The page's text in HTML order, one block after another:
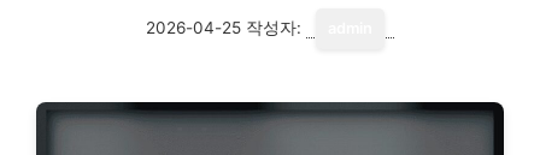
2026-04-25 작성자: